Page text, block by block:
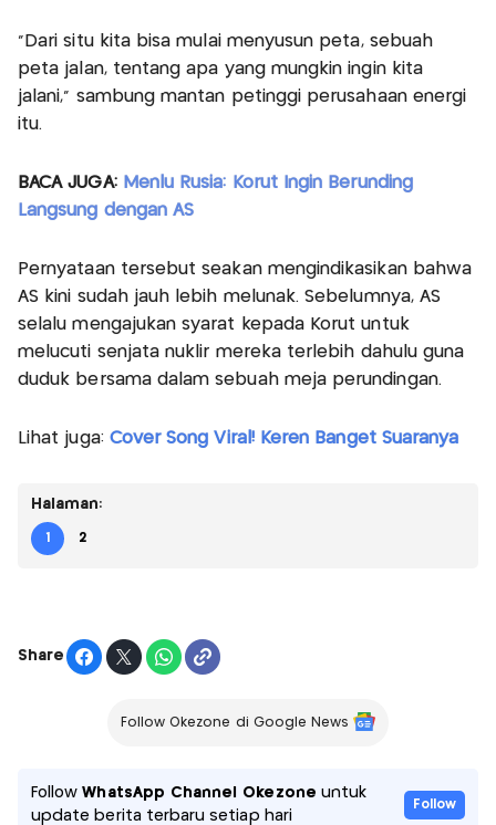
“Dari situ kita bisa mulai menyusun peta, sebuah
peta jalan, tentang apa yang mungkin ingin kita
jalani,” sambung mantan petinggi perusahaan energi
itu.
BACA JUGA: Menlu Rusia: Korut Ingin Berunding
Langsung dengan AS
Pernyataan tersebut seakan mengindikasikan bahwa
AS kini sudah jauh lebih melunak. Sebelumnya, AS
selalu mengajukan syarat kepada Korut untuk
melucuti senjata nuklir mereka terlebih dahulu guna
duduk bersama dalam sebuah meja perundingan.
Lihat juga: Cover Song Viral! Keren Banget Suaranya
Halaman:
1 2
Share
Follow Okezone di Google News
FollowWhatsApp Channel Okezone untuk
update berita terbaru setiap hari
Follow